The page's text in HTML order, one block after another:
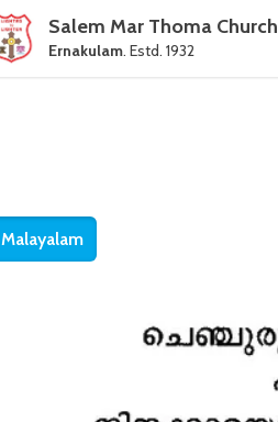
Salem Mar Thoma Church
Ernakulam. Estd. 1932
Malayalam